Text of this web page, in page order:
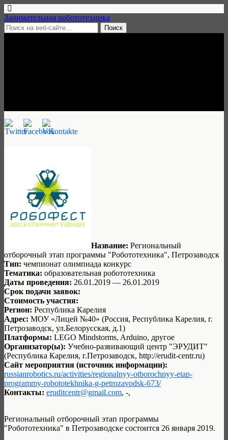
Занимательная робототехника
Название: Региональный
отборочный этап программы "Робототехника", Петрозаводск
Тип: чемпионат олимпиада конкурс
Тематика: образовательная робототехника
Даты проведения: 26.01.2019 — 26.01.2019
Срок подачи заявок:
Стоимость участия:
Регион: Республика Карелия
Адрес: МОУ «Лицей №40» (Россия, Республика Карелия, г.
Петрозаводск, ул.Белорусская, д.1)
Платформы: LEGO Mindstorms, Arduino, другое
Организатор(ы): Учебно-развивающий центр "ЭРУДИТ"
(Республика Карелия, г.Петрозаводск, http://erudit-centr.ru)
Сайт мероприятия (источник информации):
russianrobotics.ru/activities/regionalnyy-otborochnyy-etap-
programmy-robototekhnika-g-petrozavodsk-673/
Контакты: eruditcentr@gmail.com, -,
Региональный отборочный этап программы
"Робототехника" в Петрозаводске состоится 26 января 2019.